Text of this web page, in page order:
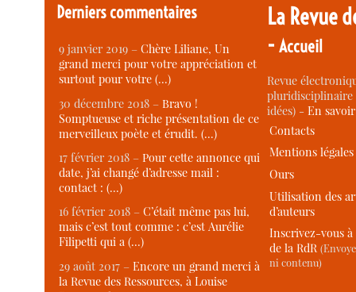
Derniers commentaires
9 janvier 2019 –Chère Liliane, Un
grand merci pour votre appréciation et
surtout pour votre (…)
30 décembre 2018 –Bravo !
Somptueuse et riche présentation de ce
merveilleux poète et érudit. (…)
17 février 2018 –Pour cette annonce qui
date, j’ai changé d’adresse mail :
contact : (…)
16 février 2018 –C’était même pas lui,
mais c’est tout comme : c’est Aurélie
Filipetti qui a (…)
29 août 2017 –Encore un grand merci à
la Revue des Ressources, à Louise
La Revue
-Accueil
Revue
idées) -En
Contacts
Mentions légales
Ours
Utilisation des
d’auteurs
Inscrivez-vous
de la RdR
ni contenu)